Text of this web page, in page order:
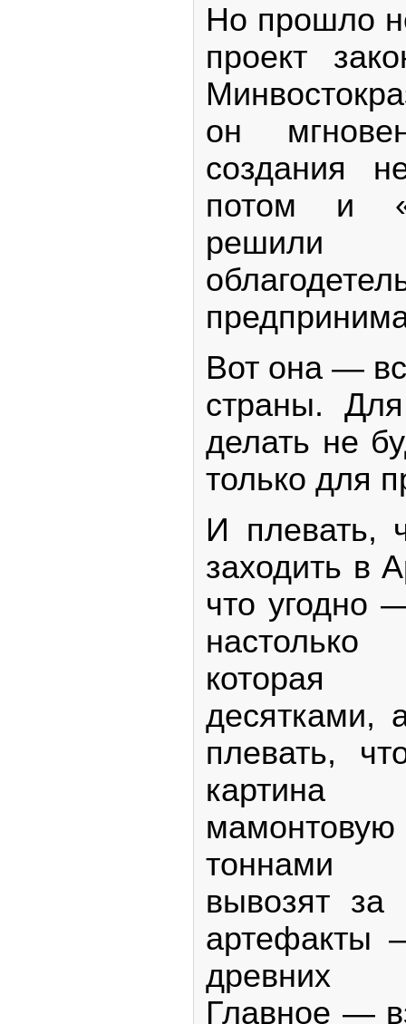
Но прошло
проект
он
создания
потом и
Вот она —
страны.
делать не
только для
И плевать,
заходить в
что угодно
которая
десятками,
плевать,
картина
тоннами
вывозят
артефакты
древних
Главное —